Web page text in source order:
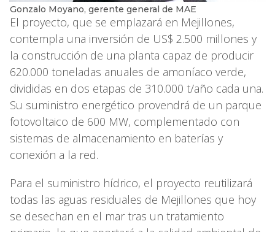
Gonzalo Moyano, gerente general de MAE
El proyecto, que se emplazará en Mejillones,
contempla una inversión de US$ 2.500 millones y
la construcción de una planta capaz de producir
620.000 toneladas anuales de amoníaco verde,
divididas en dos etapas de 310.000 t/año cada una.
Su suministro energético provendrá de un parque
fotovoltaico de 600 MW, complementado con
sistemas de almacenamiento en baterías y
conexión a la red.
Para el suministro hídrico, el proyecto reutilizará
todas las aguas residuales de Mejillones que hoy
se desechan en el mar tras un tratamiento